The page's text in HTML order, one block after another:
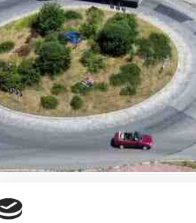
realizacji – prace budowlane są już